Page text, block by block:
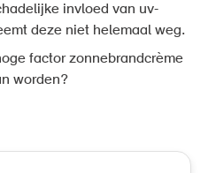
invloed van uv-
deze niet helemaal weg.
factor zonnebrandcrème
worden?